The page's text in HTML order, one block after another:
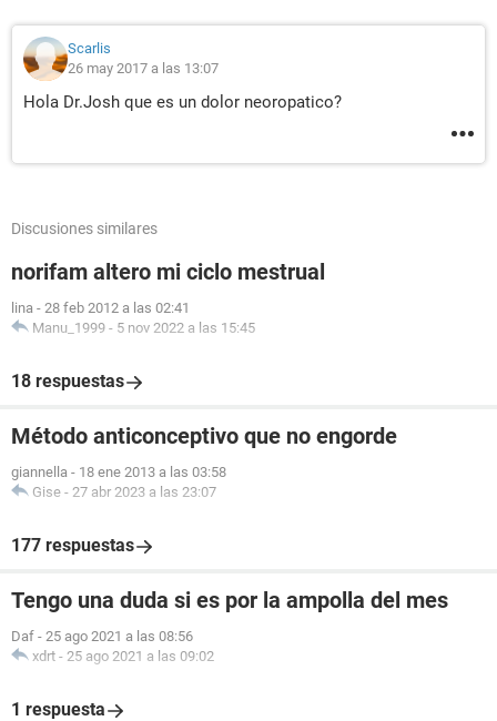
Scarlis
26 may 2017 a las 13:07
Hola Dr.Josh que es un dolor neoropatico?
Discusiones similares
norifam altero mi ciclo mestrual
lina - 28 feb 2012 a las 02:41
Manu_1999 - 5 nov 2022 a las 15:45
18 respuestas
Método anticonceptivo que no engorde
giannella - 18 ene 2013 a las 03:58
Gise - 27 abr 2023 a las 23:07
177 respuestas
Tengo una duda si es por la ampolla del mes
Daf - 25 ago 2021 a las 08:56
xdrt - 25 ago 2021 a las 09:02
1 respuesta